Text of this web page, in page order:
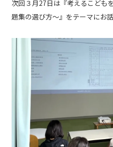
次回３月27日は『考えるこども
題集の選び方～』をテーマにお話